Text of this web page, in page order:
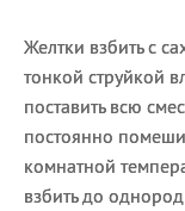
Желтки взбить с
тонкой струйкой
поставить всю
постоянно
комнатной
взбить до